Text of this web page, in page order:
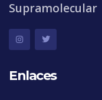
Supramolecular
Enlaces